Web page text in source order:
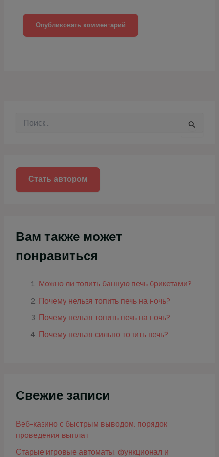
Стать автором
Вам также может
понравиться
Можно ли топить банную печь брикетами?
Почему нельзя топить печь на ночь?
Почему нельзя топить печь на ночь?
Почему нельзя сильно топить печь?
Свежие записи
Веб-казино с быстрым выводом: порядок
проведения выплат
Старые игровые автоматы: функционал и